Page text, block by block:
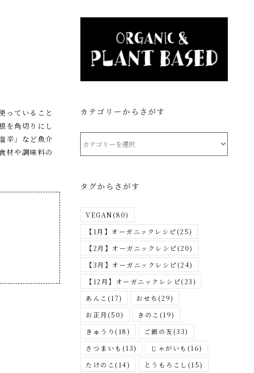
っていること
を角切りにし
辛」など魚介
材や調味料の
カテゴリーからさがす
ー
ら
が
す
タグからさがす
VEGAN(80)
【1月】オーガニックレシピ(25)
【2月】オーガニックレシピ(20)
【3月】オーガニックレシピ(24)
【12月】オーガニックレシピ(23)
あんこ (17) おせち (29)
お正月 (50) きのこ (19)
きゅうり(18) ご飯の友(33)
さつまいも (13) じゃがいも (16)
たけのこ(14) とうもろこし (15)